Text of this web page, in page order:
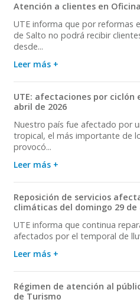
Atención a clientes en
UTE informa que por reformas
de Salto no podrá recibir
desde...
Leer más +
UTE: afectaciones por
abril de 2026
Nuestro país fue afectado por
tropical, el más importante de
provocó...
Leer más +
Reposición de servicios
climáticas del domingo 29 de
UTE informa que continua
afectados por el temporal de
Leer más +
Régimen de atención al
de Turismo